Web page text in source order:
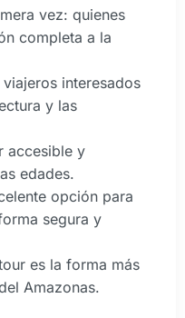
vez: quienes
completa a la
interesados
y las
accesible y
edades.
opción para
segura y
es la forma más
Amazonas.